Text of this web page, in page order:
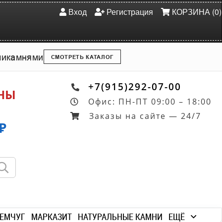
Вход Регистрация КОРЗИНА (0)
камнями СМОТРЕТЬ КАТАЛОГ
+7(915)292-07-00
Офис: ПН-ПТ 09:00 – 18:00
Заказы на сайте — 24/7
МАРКАЗИТ НАТУРАЛЬНЫЕ КАМНИ ЕЩЁ